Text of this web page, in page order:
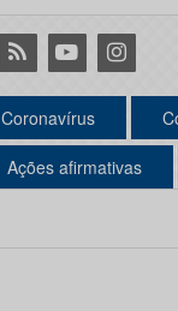
RSS YoutubeInstagram
Coronavírus
Ações afirmativas